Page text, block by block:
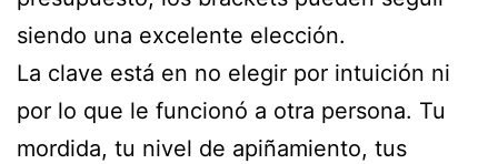
siendo una excelente elección.
La clave está en no elegir por intuición ni
por lo que le funcionó a otra persona. Tu
mordida, tu nivel de apiñamiento, tus